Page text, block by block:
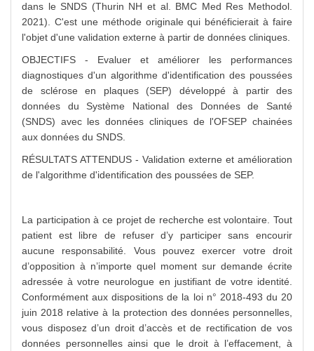
dans le SNDS (Thurin NH et al. BMC Med Res Methodol.
2021). C'est une méthode originale qui bénéficierait à faire
l'objet d'une validation externe à partir de données cliniques.
OBJECTIFS - Evaluer et améliorer les performances
diagnostiques d'un algorithme d'identification des poussées
de sclérose en plaques (SEP) développé à partir des
données du Système National des Données de Santé
(SNDS) avec les données cliniques de l'OFSEP chainées
aux données du SNDS.
RÉSULTATS ATTENDUS - Validation externe et amélioration
de l'algorithme d'identification des poussées de SEP.
La participation à ce projet de recherche est volontaire. Tout
patient est libre de refuser d’y participer sans encourir
aucune responsabilité. Vous pouvez exercer votre droit
d’opposition à n’importe quel moment sur demande écrite
adressée à votre neurologue en justifiant de votre identité.
Conformément aux dispositions de la loi n° 2018-493 du 20
juin 2018 relative à la protection des données personnelles,
vous disposez d’un droit d’accès et de rectification de vos
données personnelles ainsi que le droit à l’effacement, à